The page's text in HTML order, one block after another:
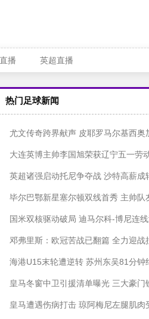
播 英超直播
热门足球新闻
尤文传奇跨界献声 皮耶罗马尔基西奥加盟《
大连英博主帅李国旭荣获辽宁五一劳
英超诸强启动托尼争夺战 沙特高薪成
毕尔巴鄂新星塞尔顿双线首秀 主帅队友齐
国米双核驱动破局 迪马尔科-博尼连线激
邓弗里斯：欧冠苦战已翻篇 全力迎战
海港U15末轮遭逆转 苏州东吴81分钟
皇马冬窗中卫引援清单曝光 三大豪门铁闸
皇马遭遇伤病打击 琼阿梅尼左腿肌肉受